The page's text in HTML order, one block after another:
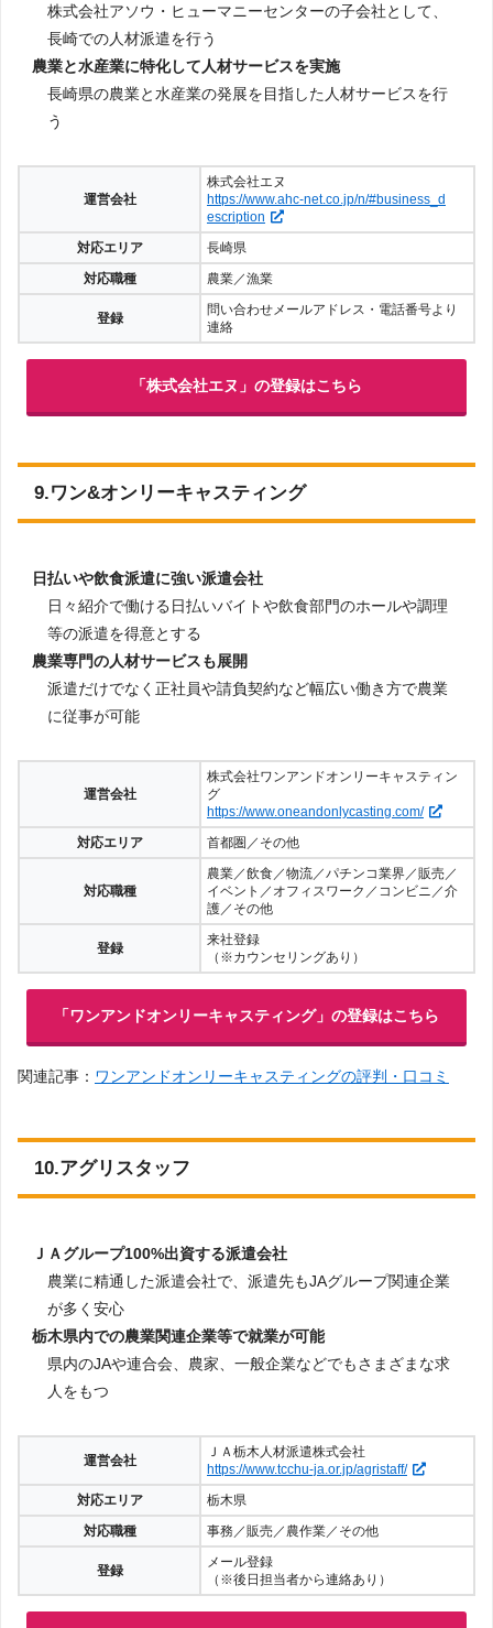
株式会社アソウ・ヒューマニーセンターの子会社として、
長崎での人材派遣を行う
農業と水産業に特化して人材サービスを実施
長崎県の農業と水産業の発展を目指した人材サービスを行
う
運営会社
株式会社エヌ
https://www.ahc-net.co.jp/n/#business_d
escription
対応エリア
長崎県
対応職種
農業／漁業
登録
問い合わせメールアドレス・電話番号より
連絡
「株式会社エヌ」の登録はこちら
9.ワン&オンリーキャスティング
日払いや飲食派遣に強い派遣会社
日々紹介で働ける日払いバイトや飲食部門のホールや調理
等の派遣を得意とする
農業専門の人材サービスも展開
派遣だけでなく正社員や請負契約など幅広い働き方で農業
に従事が可能
運営会社
株式会社ワンアンドオンリーキャスティン
グ
https://www.oneandonlycasting.com/
対応エリア
首都圏／その他
対応職種
農業／飲食／物流／パチンコ業界／販売／
イベント／オフィスワーク／コンビニ／介
護／その他
登録
来社登録
（※カウンセリングあり）
「ワンアンドオンリーキャスティング」の登録はこちら
関連記事： ワンアンドオンリーキャスティングの評判・口コミ
10.アグリスタッフ
ＪＡグループ100%出資する派遣会社
農業に精通した派遣会社で、派遣先もJAグループ関連企業
が多く安心
栃木県内での農業関連企業等で就業が可能
県内のJAや連合会、農家、一般企業などでもさまざまな求
人をもつ
運営会社
ＪＡ栃木人材派遣株式会社
https://www.tcchu-ja.or.jp/agristaff/
対応エリア
栃木県
対応職種
事務／販売／農作業／その他
登録
メール登録
（※後日担当者から連絡あり）